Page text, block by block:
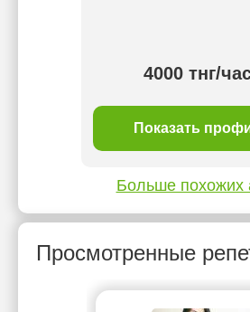
4000 тнг/
Показать
Больше похожих
Просмотренные